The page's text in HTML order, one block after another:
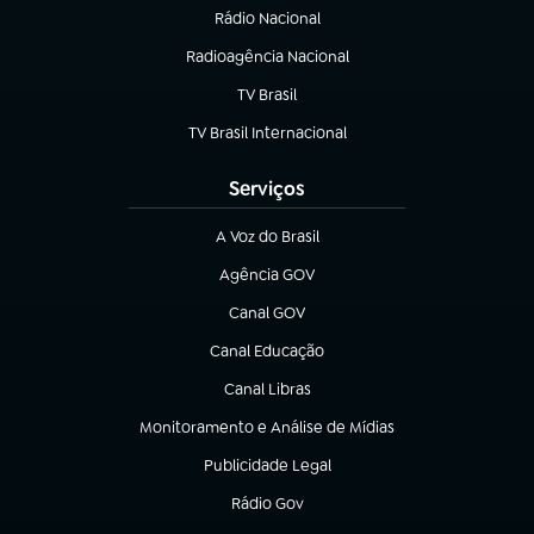
Rádio Nacional
Radioagência Nacional
(abre em nova aba)
TV Brasil
(abre em nova aba)
TV Brasil Internacional
(abre em nova aba)
Serviços
A Voz do Brasil
(abre em nova aba)
Agência GOV
(abre em nova aba)
Canal GOV
(abre em nova aba)
Canal Educação
(abre em nova aba)
Canal Libras
(abre em nova aba)
Monitoramento e Análise de Mídias
(abre em nova aba)
Publicidade Legal
(abre em nova aba)
Rádio Gov
(abre em nova aba)